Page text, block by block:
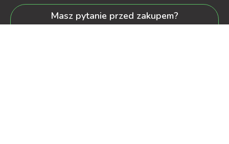
Masz pytanie przed zakupem?